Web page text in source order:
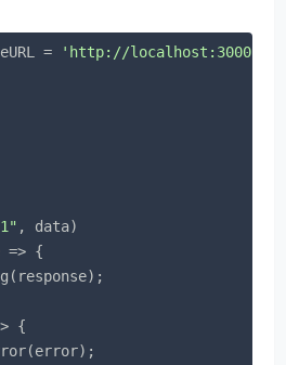
= 'http://localhost:3000'
, data)
=> {
{